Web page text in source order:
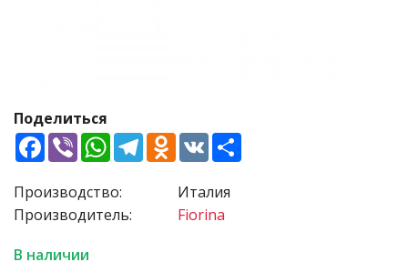
Поделиться
Facebook
ViberWhatsApp
TelegramOdnoklassniki
VK
Производство:
Производитель:
Италия
Fiorina
В наличии